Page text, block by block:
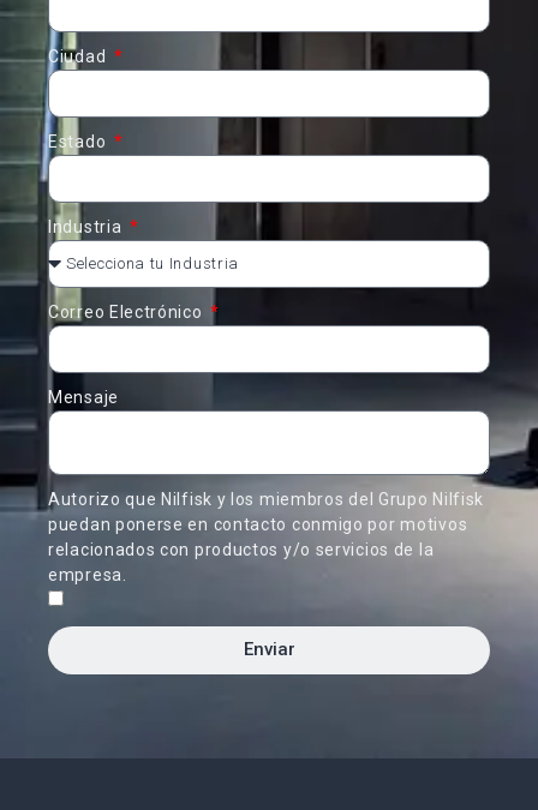
Ciudad
Estado
Industria
Correo Electrónico
Mensaje
Autorizo que Nilfisk y los miembros del Grupo Nilfisk
puedan ponerse en contacto conmigo por motivos
relacionados con productos y/o servicios de la
empresa.
Enviar